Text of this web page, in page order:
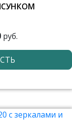
руб.